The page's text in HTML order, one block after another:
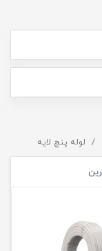
لوله پنچ لایه